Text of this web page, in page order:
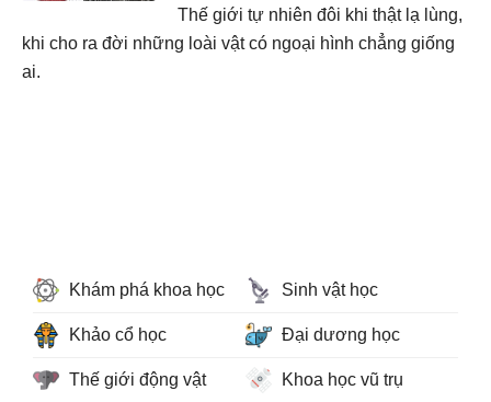
Thế giới tự nhiên đôi khi thật lạ lùng,
khi cho ra đời những loài vật có ngoại hình chẳng giống
ai.
Khám phá khoa học Sinh vật học
Khảo cổ học Đại dương học
Thế giới động vật Khoa học vũ trụ